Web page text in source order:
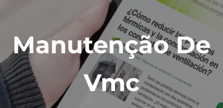
Manutenção De
Vmc